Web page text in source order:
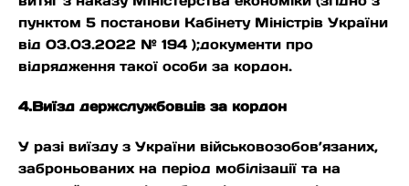
пунктом 5 постанови Кабінету Міністрів України
від 03.03.2022 № 194 );документи про
відрядження такої особи за кордон.
4.Виїзд держслужбовців за кордон
У разі виїзду з України військовозобов’язаних,
заброньованих на період мобілізації та на